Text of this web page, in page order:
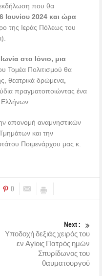
που θα
Ιουνίου 2024 και ώρα
της Ιεράς Πόλεως του
στο Ιόνιο, μια
Τομέα Πολιτισμού θα
θεατρικά δρώμενα,
πραγματοποιώντας ένα
Ελλήνων.
απονομή αναμνηστικών
και την
Ποιμενάρχου μας κ.
0
Next :
Υποδοχή δεξιάς χειρός του
εν Αγίοις Πατρός ημών
Σπυρίδωνος του
θαυματουργού